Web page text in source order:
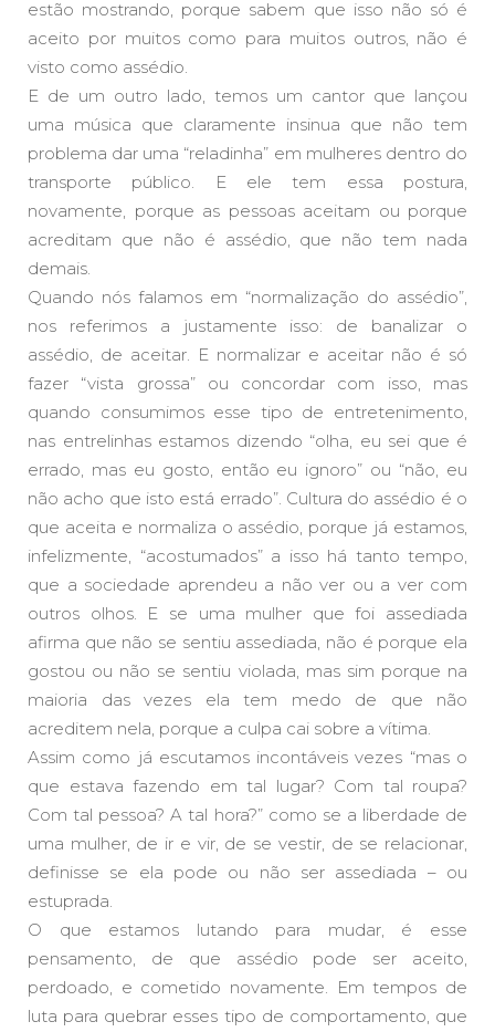
estão mostrando, porque sabem que isso não só é
aceito por muitos como para muitos outros, não é
visto como assédio.
E de um outro lado, temos um cantor que lançou
uma música que claramente insinua que não tem
problema dar uma “reladinha” em mulheres dentro do
transporte público. E ele tem essa postura,
novamente, porque as pessoas aceitam ou porque
acreditam que não é assédio, que não tem nada
demais.
Quando nós falamos em “normalização do assédio”,
nos referimos a justamente isso: de banalizar o
assédio, de aceitar. E normalizar e aceitar não é só
fazer “vista grossa” ou concordar com isso, mas
quando consumimos esse tipo de entretenimento,
nas entrelinhas estamos dizendo “olha, eu sei que é
errado, mas eu gosto, então eu ignoro” ou “não, eu
não acho que isto está errado”. Cultura do assédio é o
que aceita e normaliza o assédio, porque já estamos,
infelizmente, “acostumados” a isso há tanto tempo,
que a sociedade aprendeu a não ver ou a ver com
outros olhos. E se uma mulher que foi assediada
afirma que não se sentiu assediada, não é porque ela
gostou ou não se sentiu violada, mas sim porque na
maioria das vezes ela tem medo de que não
acreditem nela, porque a culpa cai sobre a vítima.
Assim como já escutamos incontáveis vezes “mas o
que estava fazendo em tal lugar? Com tal roupa?
Com tal pessoa? A tal hora?” como se a liberdade de
uma mulher, de ir e vir, de se vestir, de se relacionar,
definisse se ela pode ou não ser assediada – ou
estuprada.
O que estamos lutando para mudar, é esse
pensamento, de que assédio pode ser aceito,
perdoado, e cometido novamente. Em tempos de
luta para quebrar esses tipo de comportamento, que